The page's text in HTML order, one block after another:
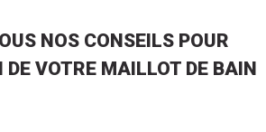
NOS CONSEILS POUR
DE VOTRE MAILLOT DE BAIN